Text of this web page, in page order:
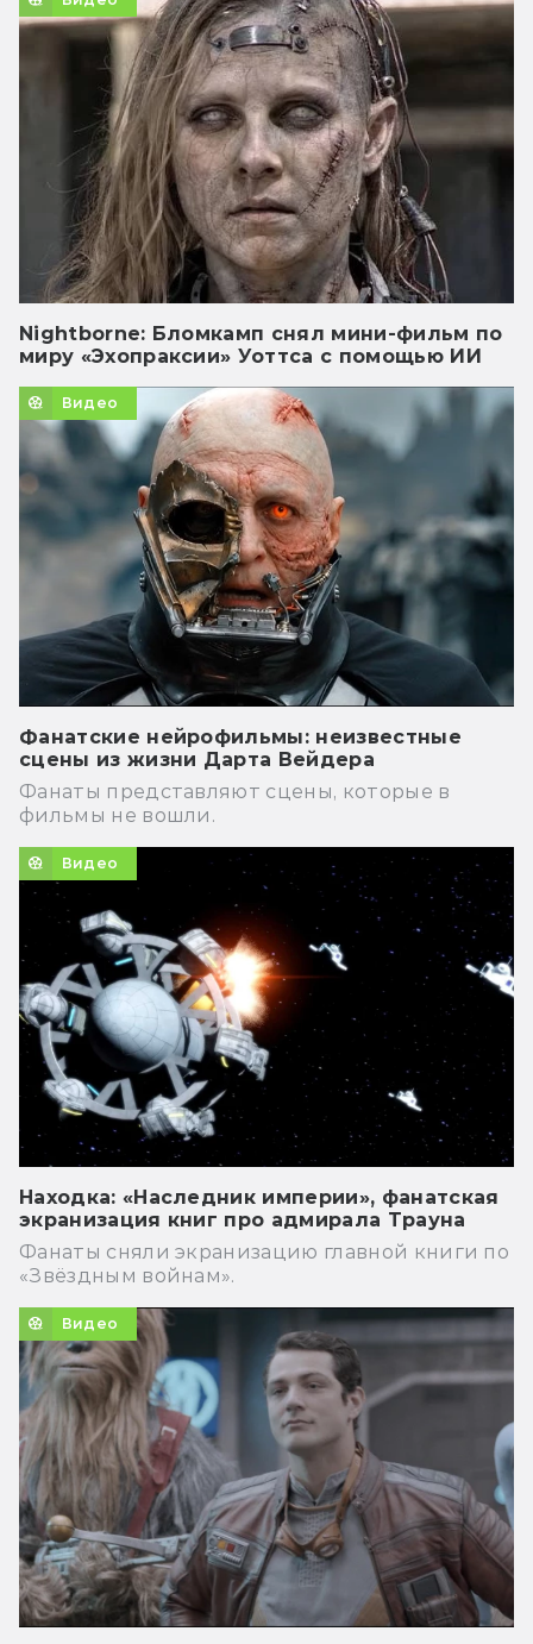
Nightborne: Бломкамп снял мини-фильм по
миру «Эхопраксии» Уоттса с помощью ИИ
Видео
Фанатские нейрофильмы: неизвестные
сцены из жизни Дарта Вейдера
Фанаты представляют сцены, которые в
фильмы не вошли.
Видео
Находка: «Наследник империи», фанатская
экранизация книг про адмирала Трауна
Фанаты сняли экранизацию главной книги по
«Звёздным войнам».
Видео